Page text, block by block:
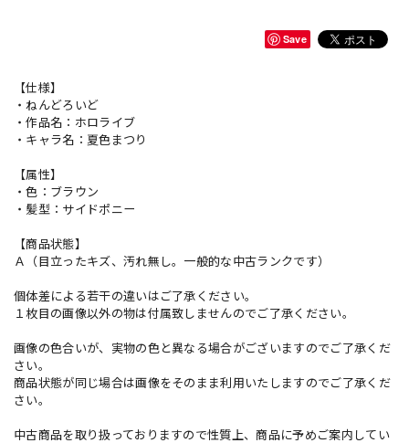
Save
【仕様】
・ねんどろいど
・作品名：ホロライブ
・キャラ名：夏色まつり
【属性】
・色：ブラウン
・髪型：サイドポニー
【商品状態】
Ａ（目立ったキズ、汚れ無し。一般的な中古ランクです）
個体差による若干の違いはご了承ください。
１枚目の画像以外の物は付属致しませんのでご了承ください。
画像の色合いが、実物の色と異なる場合がございますのでご了承くだ
さい。
商品状態が同じ場合は画像をそのまま利用いたしますのでご了承くだ
さい。
中古商品を取り扱っておりますので性質上、商品に予めご案内してい